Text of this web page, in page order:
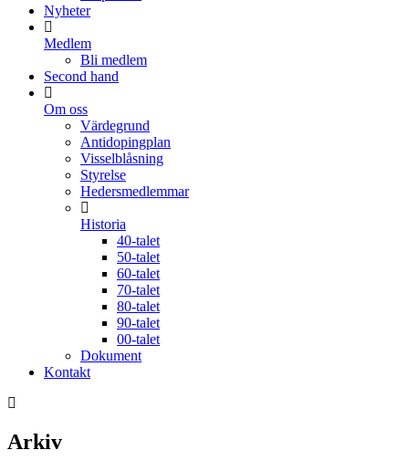
Nyheter
Medlem
Bli medlem
Second hand
Om oss
Värdegrund
Antidopingplan
Visselblåsning
Styrelse
Hedersmedlemmar
Historia
40-talet
50-talet
60-talet
70-talet
80-talet
90-talet
00-talet
Dokument
Kontakt
Arkiv